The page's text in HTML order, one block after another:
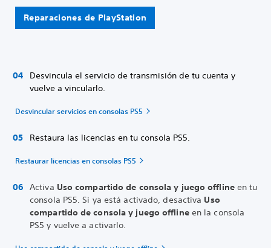
Reparaciones de PlayStation
Desvincula el servicio de transmisión de tu cuenta y
vuelve a vincularlo.
Desvincular servicios en consolas PS5
Restaura las licencias en tu consola PS5.
Restaurar licencias en consolas PS5
Activa Uso compartido de consola y juego offlineen tu
consola PS5. Si ya está activado, desactiva Uso
compartido de consola y juego offlineen la consola
PS5 y vuelve a activarlo.